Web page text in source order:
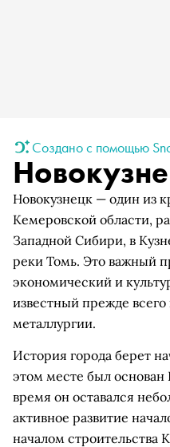
Создано с помощью
Новокузнецк — один из
Кемеровской области,
Западной Сибири, в
реки Томь. Это важный
экономический и
известный прежде
металлургии.
История города берет
этом месте был основан
время он оставался
активное развитие
началом строительства